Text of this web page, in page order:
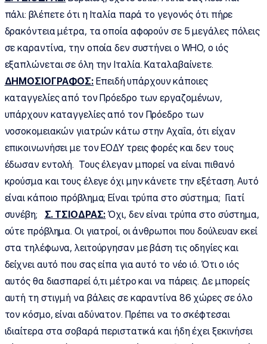
πάλι: βλέπετε ότι η Ιταλία παρά το γεγονός ότι πήρε
δρακόντεια μέτρα, τα οποία αφορούν σε 5 μεγάλες πόλεις
σε καραντίνα, την οποία δεν συστήνει ο WHO, ο ιός
εξαπλώνεται σε όλη την Ιταλία. Καταλαβαίνετε.
ΔΗΜΟΣΙΟΓΡΑΦΟΣ: Επειδή υπάρχουν κάποιες
καταγγελίες από τον Πρόεδρο των εργαζομένων,
υπάρχουν καταγγελίες από τον Πρόεδρο των
νοσοκομειακών γιατρών κάτω στην Αχαΐα, ότι είχαν
επικοινωνήσει με τον ΕΟΔΥ τρεις φορές και δεν τους
έδωσαν εντολή. Τους έλεγαν μπορεί να είναι πιθανό
κρούσμα και τους έλεγε όχι μην κάνετε την εξέταση. Αυτό
είναι κάποιο πρόβλημα; Είναι τρύπα στο σύστημα; Γιατί
συνέβη; Σ. ΤΣΙΟΔΡΑΣ: Όχι, δεν είναι τρύπα στο σύστημα,
ούτε πρόβλημα. Οι γιατροί, οι άνθρωποι που δούλευαν εκεί
στα τηλέφωνα, λειτούργησαν με βάση τις οδηγίες και
δείχνει αυτό που σας είπα για αυτό το νέο ιό. Ότι ο ιός
αυτός θα διασπαρεί ό,τι μέτρο και να πάρεις. Δε μπορείς
αυτή τη στιγμή να βάλεις σε καραντίνα 86 χώρες σε όλο
τον κόσμο, είναι αδύνατον. Πρέπει να το σκέφτεσαι
ιδιαίτερα στα σοβαρά περιστατικά και ήδη έχει ξεκινήσει